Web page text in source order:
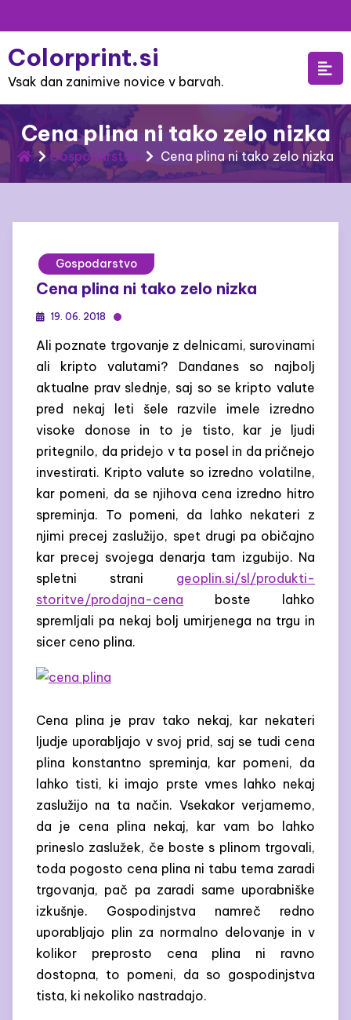
to
content
Colorprint.si
Vsak dan zanimive novice v barvah.
Cena plina ni tako zelo nizka
Gospodarstvo Cena plina ni tako zelo nizka
Gospodarstvo
Cena plina ni tako zelo nizka
19. 06. 2018
Ali poznate trgovanje z delnicami, surovinami
ali kripto valutami? Dandanes so najbolj
aktualne prav slednje, saj so se kripto valute
pred nekaj leti šele razvile imele izredno
visoke donose in to je tisto, kar je ljudi
pritegnilo, da pridejo v ta posel in da pričnejo
investirati. Kripto valute so izredno volatilne,
kar pomeni, da se njihova cena izredno hitro
spreminja. To pomeni, da lahko nekateri z
njimi precej zaslužijo, spet drugi pa običajno
kar precej svojega denarja tam izgubijo. Na
spletni strani geoplin.si/sl/produkti-
storitve/prodajna-cena boste lahko
spremljali pa nekaj bolj umirjenega na trgu in
sicer ceno plina.
Cena plina je prav tako nekaj, kar nekateri
ljudje uporabljajo v svoj prid, saj se tudi cena
plina konstantno spreminja, kar pomeni, da
lahko tisti, ki imajo prste vmes lahko nekaj
zaslužijo na ta način. Vsekakor verjamemo,
da je cena plina nekaj, kar vam bo lahko
prineslo zaslužek, če boste s plinom trgovali,
toda pogosto cena plina ni tabu tema zaradi
trgovanja, pač pa zaradi same uporabniške
izkušnje. Gospodinjstva namreč redno
uporabljajo plin za normalno delovanje in v
kolikor preprosto cena plina ni ravno
dostopna, to pomeni, da so gospodinjstva
tista, ki nekoliko nastradajo.